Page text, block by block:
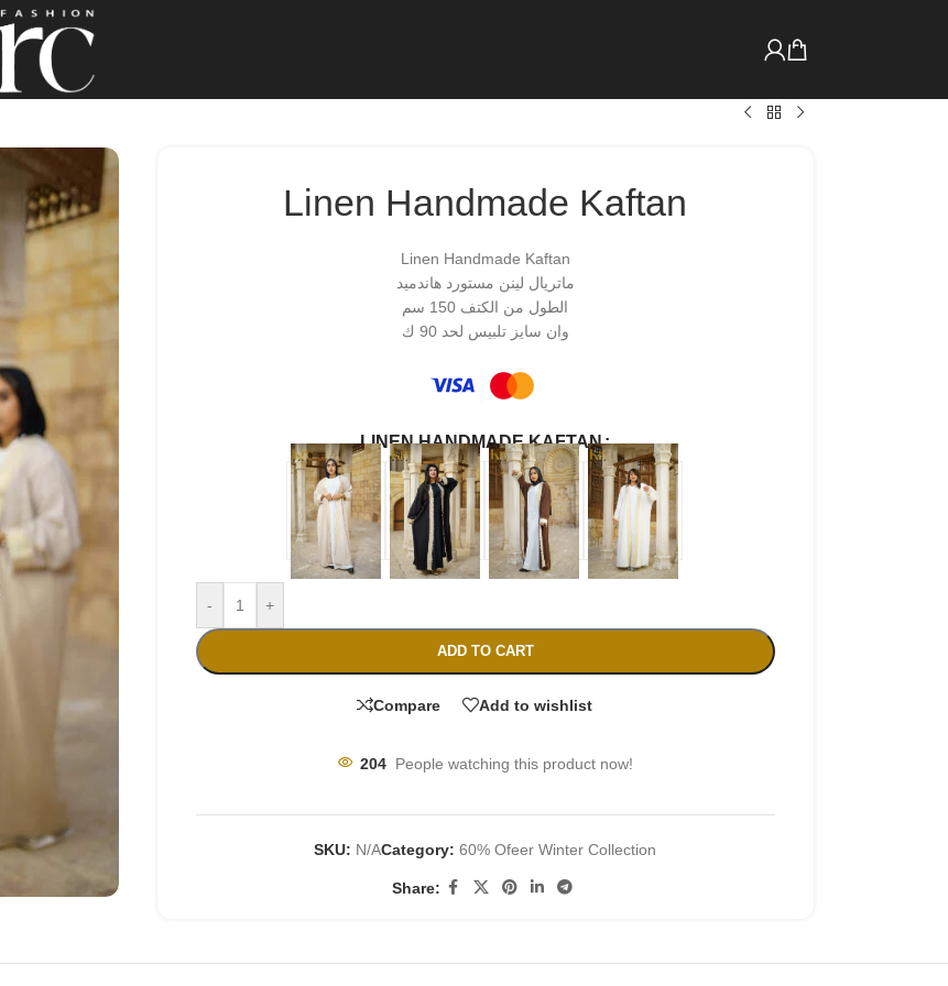
Linen Handmade Kaftan
Linen Handmade Kaftan
ماتريال لينن مستورد هاندميد
الطول من الكتف 150 سم
وان سايز تلبيس لحد 90 ك
LINEN HANDMADE KAFTAN
- +
ADD TO CART
Compare Add to wishlist
204 People watching this product now!
SKU: N/ACategory: 60% Ofeer Winter Collection
Share: